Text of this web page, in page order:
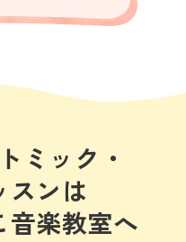
ミック・
スンは
音楽教室へ